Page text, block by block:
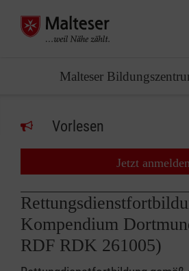
Malteser
Vorlesen
Jetzt
Kompendium
RDF RDK 261005)